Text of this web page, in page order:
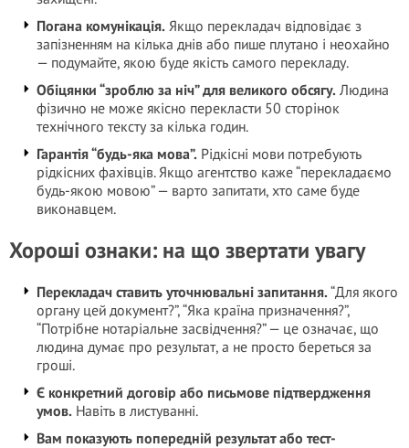
Погана комунікація. Якщо перекладач відповідає з
запізненням на кілька днів або пише плутано і неохайно
— подумайте, якою буде якість самого перекладу.
Обіцянки “зроблю за ніч” для великого обсягу. Людина
фізично не може якісно перекласти 50 сторінок
технічного тексту за кілька годин.
Гарантія “будь-яка мова”. Рідкісні мови потребують
рідкісних фахівців. Якщо агентство каже “перекладаємо
будь-якою мовою” — варто запитати, хто саме буде
виконавцем.
Хороші ознаки: на що звертати увагу
Перекладач ставить уточнювальні запитання.“Для якого
органу цей документ?”, “Яка країна призначення?”,
“Потрібне нотаріальне засвідчення?” — це означає, що
людина думає про результат, а не просто береться за
гроші.
Є конкретний договір або письмове підтвердження
умов. Навіть в листуванні.
Вам показують попередній результат або тест-